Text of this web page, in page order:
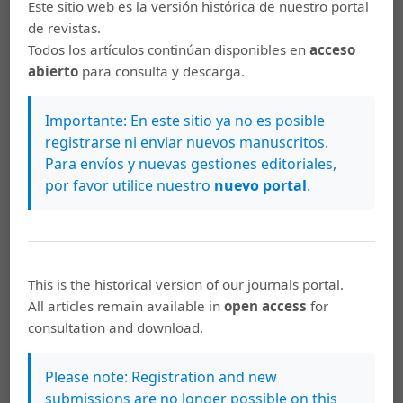
Paz, Octavio. Pequeña crónica de grandes días. México:
Fondo de Cultura Económica, 1990.
Weffort, Francisco. ¿Cuál democracia? San José: FLACSO,
1993.
Descargas
Este sitio web es la versión histórica de nuestro portal
de revistas.
Todos los artículos continúan disponibles enacceso
abierto para consulta y descarga.
Importante: En este sitio ya no es posible
registrarse ni enviar nuevos manuscritos.
Para envíos y nuevas gestiones editoriales,
por favor utilice nuestro nuevo portal.
This is the historical version of our journals portal.
All articles remain available inopen access for
consultation and download.
Please note: Registration and new
submissions are no longer possible on this